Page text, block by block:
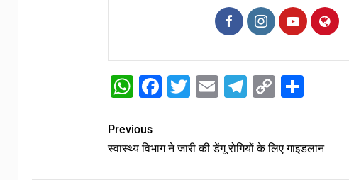
WhatsApp
Facebook
Twitter
EmailTelegram
CopyShare
Previous
स्वास्थ्य विभाग ने जारी की डेंगू रोगियों के लिए गाइडलान